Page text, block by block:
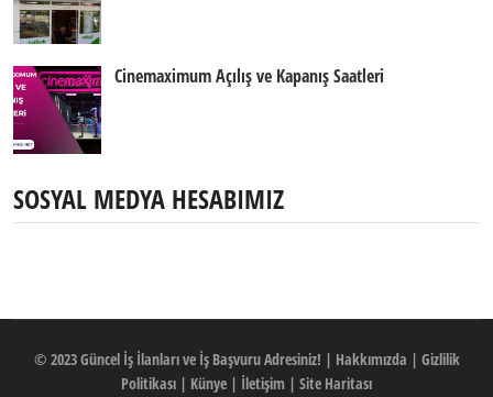
Cinemaximum Açılış ve Kapanış Saatleri
SOSYAL MEDYA HESABIMIZ
© 2023Güncel İş İlanları ve İş Başvuru Adresiniz! | Hakkımızda | Gizlilik
Politikası | Künye | İletişim | Site Haritası